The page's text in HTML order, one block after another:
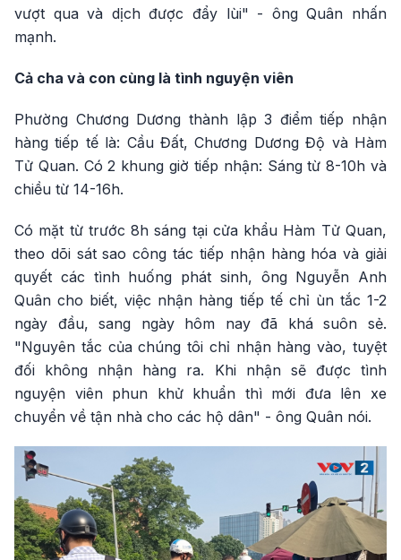
vượt qua và dịch được đẩy lùi" - ông Quân nhấn
mạnh.
Cả cha và con cùng là tình nguyện viên
Phường Chương Dương thành lập 3 điểm tiếp nhận
hàng tiếp tế là: Cầu Đất, Chương Dương Độ và Hàm
Tử Quan. Có 2 khung giờ tiếp nhận: Sáng từ 8-10h và
chiều từ 14-16h.
Có mặt từ trước 8h sáng tại cửa khẩu Hàm Tử Quan,
theo dõi sát sao công tác tiếp nhận hàng hóa và giải
quyết các tình huống phát sinh, ông Nguyễn Anh
Quân cho biết, việc nhận hàng tiếp tế chỉ ùn tắc 1-2
ngày đầu, sang ngày hôm nay đã khá suôn sẻ.
"Nguyên tắc của chúng tôi chỉ nhận hàng vào, tuyệt
đối không nhận hàng ra. Khi nhận sẽ được tình
nguyện viên phun khử khuẩn thì mới đưa lên xe
chuyển về tận nhà cho các hộ dân" - ông Quân nói.